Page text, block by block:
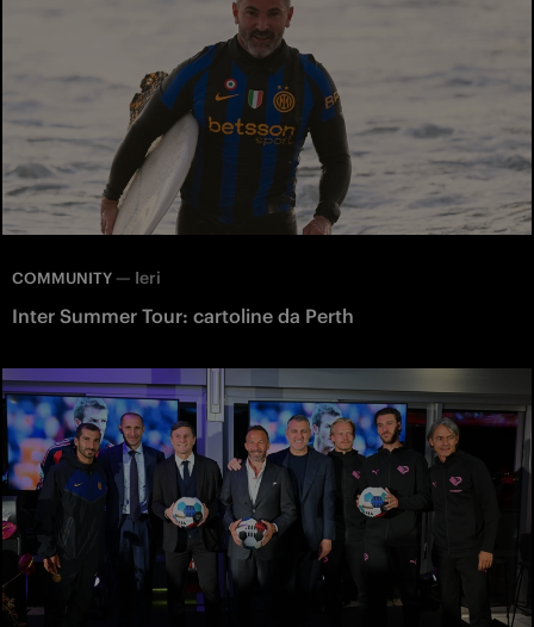
COMMUNITY — Ieri
Inter Summer Tour: cartoline da Perth